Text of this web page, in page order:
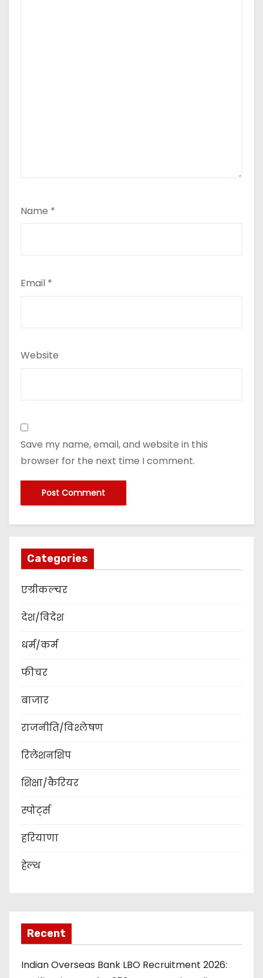
Name *
Email *
Website
Save my name, email, and website in this
browser for the next time I comment.
Categories
एग्रीकल्चर
देश/विदेश
धर्म/कर्म
फीचर
बाजार
राजनीति/विश्लेषण
रिलेशनशिप
शिक्षा/कैरियर
स्पोर्ट्स
हरियाणा
हेल्थ
Recent
Indian Overseas Bank LBO Recruitment 2026: